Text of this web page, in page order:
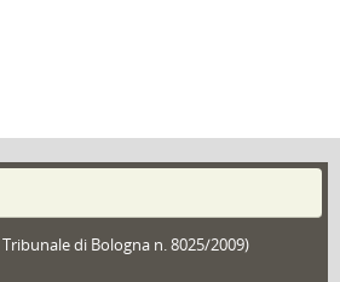
di Bologna n. 8025/2009)